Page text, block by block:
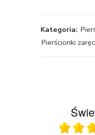
Kategoria:
Pierścionki